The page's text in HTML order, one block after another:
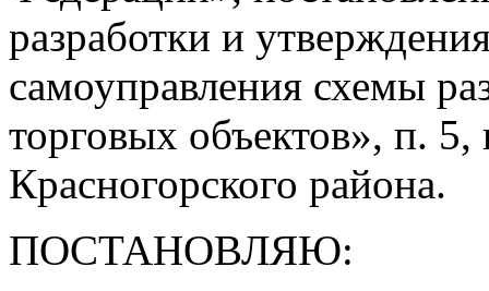
разработки и
самоуправления схемы
торговых объектов», п. 5,
Красногорского района.
ПОСТАНОВЛЯЮ: